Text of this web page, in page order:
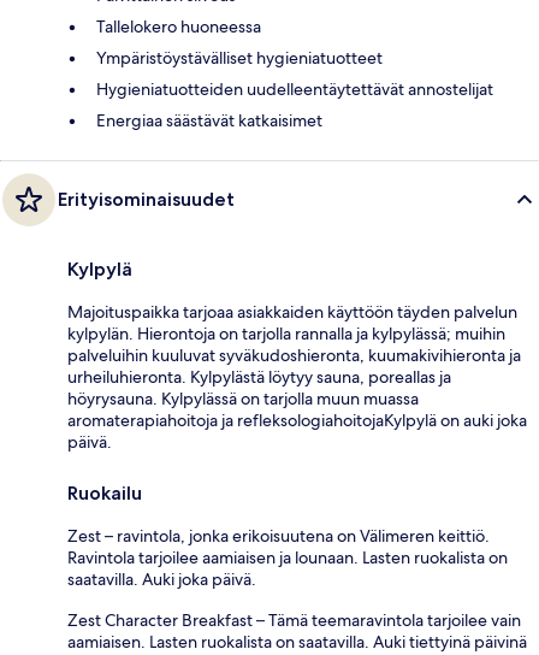
Tallelokero huoneessa
Ympäristöystävälliset hygieniatuotteet
Hygieniatuotteiden uudelleentäytettävät annostelijat
Energiaa säästävät katkaisimet
Erityisominaisuudet
Kylpylä
Majoituspaikka tarjoaa asiakkaiden käyttöön täyden palvelun
kylpylän. Hierontoja on tarjolla rannalla ja kylpylässä; muihin
palveluihin kuuluvat syväkudoshieronta, kuumakivihieronta ja
urheiluhieronta. Kylpylästä löytyy sauna, poreallas ja
höyrysauna. Kylpylässä on tarjolla muun muassa
aromaterapiahoitoja ja refleksologiahoitojaKylpylä on auki joka
päivä.
Ruokailu
Zest – ravintola, jonka erikoisuutena on Välimeren keittiö.
Ravintola tarjoilee aamiaisen ja lounaan. Lasten ruokalista on
saatavilla. Auki joka päivä.
Zest Character Breakfast – Tämä teemaravintola tarjoilee vain
aamiaisen. Lasten ruokalista on saatavilla. Auki tiettyinä päivinä